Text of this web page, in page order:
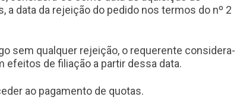
data da rejeição do pedido nos termos do nº 2
sem qualquer rejeição, o requerente considera-
efeitos de filiação a partir dessa data.
ao pagamento de quotas.